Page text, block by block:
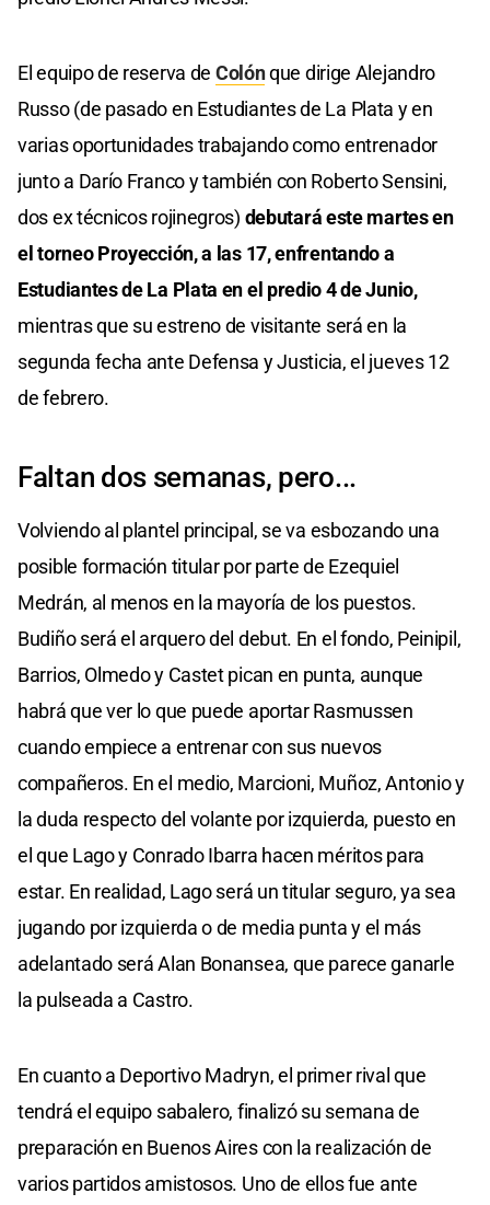
El equipo de reserva de Colónque dirige Alejandro
Russo (de pasado en Estudiantes de La Plata y en
varias oportunidades trabajando como entrenador
junto a Darío Franco y también con Roberto Sensini,
dos ex técnicos rojinegros) debutará este martes en
el torneo Proyección, a las 17, enfrentando a
Estudiantes de La Plata en el predio 4 de Junio,
mientras que su estreno de visitante será en la
segunda fecha ante Defensa y Justicia, el jueves 12
de febrero.
Faltan dos semanas, pero...
Volviendo al plantel principal, se va esbozando una
posible formación titular por parte de Ezequiel
Medrán, al menos en la mayoría de los puestos.
Budiño será el arquero del debut. En el fondo, Peinipil,
Barrios, Olmedo y Castet pican en punta, aunque
habrá que ver lo que puede aportar Rasmussen
cuando empiece a entrenar con sus nuevos
compañeros. En el medio, Marcioni, Muñoz, Antonio y
la duda respecto del volante por izquierda, puesto en
el que Lago y Conrado Ibarra hacen méritos para
estar. En realidad, Lago será un titular seguro, ya sea
jugando por izquierda o de media punta y el más
adelantado será Alan Bonansea, que parece ganarle
la pulseada a Castro.
En cuanto a Deportivo Madryn, el primer rival que
tendrá el equipo sabalero, finalizó su semana de
preparación en Buenos Aires con la realización de
varios partidos amistosos. Uno de ellos fue ante